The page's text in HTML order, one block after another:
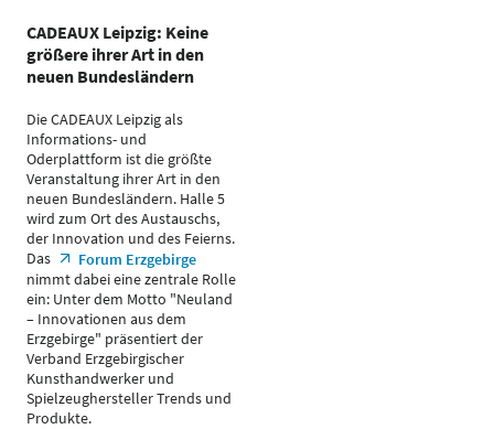
CADEAUX Leipzig: Keine
größere ihrer Art in den
neuen Bundesländern
Die CADEAUX Leipzig als
Informations- und
Oderplattform ist die größte
Veranstaltung ihrer Art in den
neuen Bundesländern. Halle 5
wird zum Ort des Austauschs,
der Innovation und des Feierns.
Das
Forum Erzgebirge
nimmt dabei eine zentrale Rolle
ein: Unter dem Motto "Neuland
– Innovationen aus dem
Erzgebirge" präsentiert der
Verband Erzgebirgischer
Kunsthandwerker und
Spielzeughersteller Trends und
Produkte.